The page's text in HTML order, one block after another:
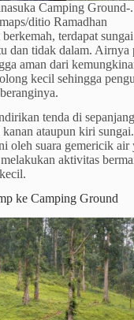
Camping Ground-
maps/ditio Ramadhan
terdapat
dan tidak dalam. Airnya
aman dari
kecil sehingga
tenda di
ataupun kiri
oleh suara gemericik air
aktivitas
ke Camping Ground